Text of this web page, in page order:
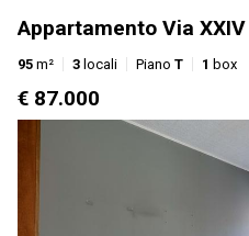
Appartamento Via
95 m² 3 locali Piano T 1 box
€ 87.000